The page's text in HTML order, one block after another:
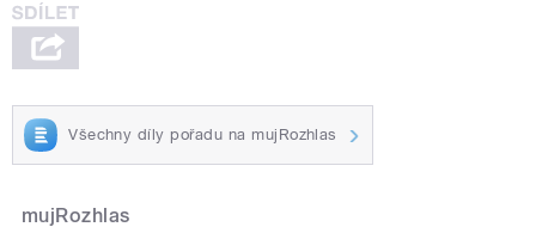
Všechny díly pořadu na mujRozhlas
mujRozhlas